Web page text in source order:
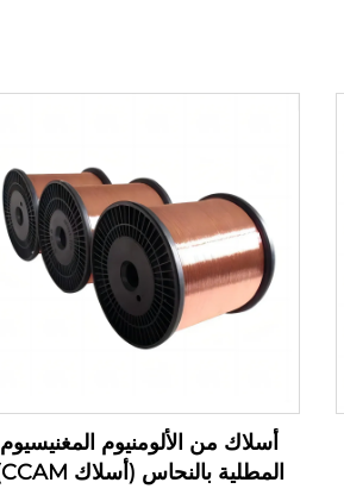
أسلاك من الألومنيوم المغنيسيوم
المطلية بالنحاس (أسلاك CCAM)